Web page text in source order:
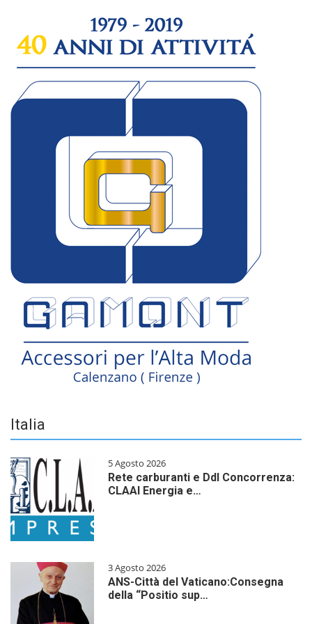
Italia
5 Agosto 2026
Rete carburanti e Ddl Concorrenza:
CLAAI Energia e…
3 Agosto 2026
ANS-Città del Vaticano:Consegna
della “Positio sup…